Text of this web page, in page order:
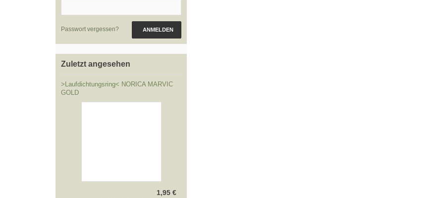
Passwort vergessen? ANMELDEN
Zuletzt angesehen
>Laufdichtungsring< NORICA MARVIC
GOLD
1,95 €